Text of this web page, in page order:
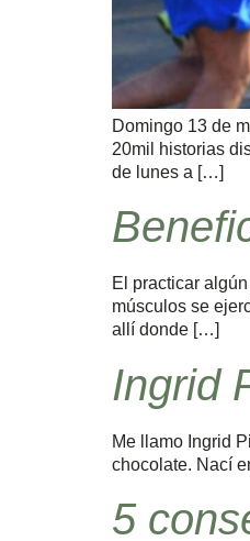
Domingo 13 de
20mil historias
de lunes a […]
El practicar
músculos se
allí donde […]
Ingrid
Me llamo Ingrid
chocolate. Nací
5